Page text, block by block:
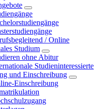
/ Online
Studium
ohne Abitur
Studieninteressierte
und Einschreibung
Einschreibung